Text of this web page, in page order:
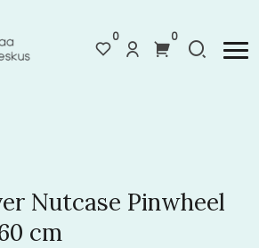
0 0
Nutcase Pinwheel
cm